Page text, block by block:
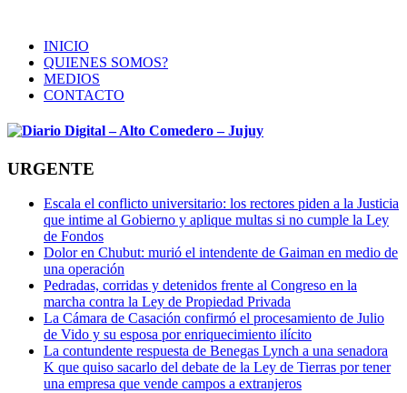
INICIO
QUIENES SOMOS?
MEDIOS
CONTACTO
URGENTE
Escala el conflicto universitario: los rectores piden a la Justicia
que intime al Gobierno y aplique multas si no cumple la Ley
de Fondos
Dolor en Chubut: murió el intendente de Gaiman en medio de
una operación
Pedradas, corridas y detenidos frente al Congreso en la
marcha contra la Ley de Propiedad Privada
La Cámara de Casación confirmó el procesamiento de Julio
de Vido y su esposa por enriquecimiento ilícito
La contundente respuesta de Benegas Lynch a una senadora
K que quiso sacarlo del debate de la Ley de Tierras por tener
una empresa que vende campos a extranjeros